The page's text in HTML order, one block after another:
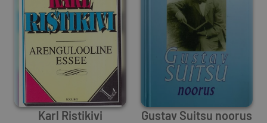
Karl Ristikivi Gustav Suitsu noorus